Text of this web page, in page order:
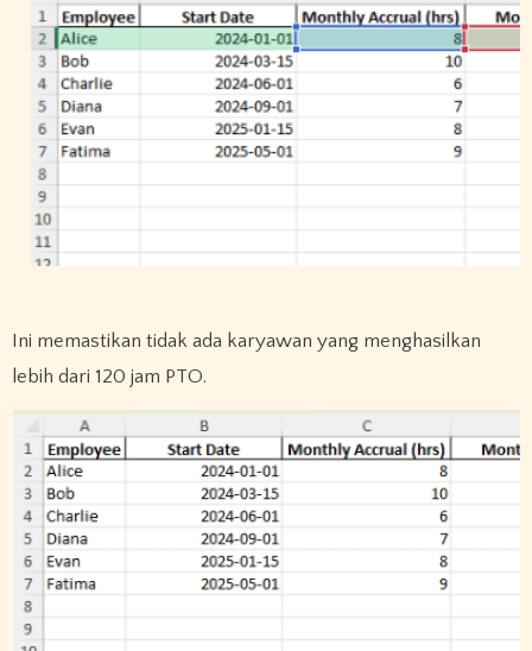
Ini memastikan tidak ada karyawan yang menghasilkan
lebih dari 120 jam PTO.